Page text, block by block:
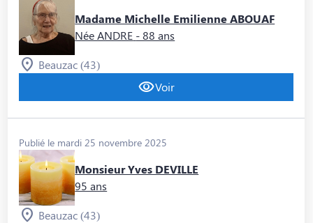
Madame Michelle Emilienne ABOUAF
Née ANDRE - 88 ans
Beauzac (43)
Voir
Publié le mardi 25 novembre 2025
Monsieur Yves DEVILLE
95 ans
Beauzac (43)